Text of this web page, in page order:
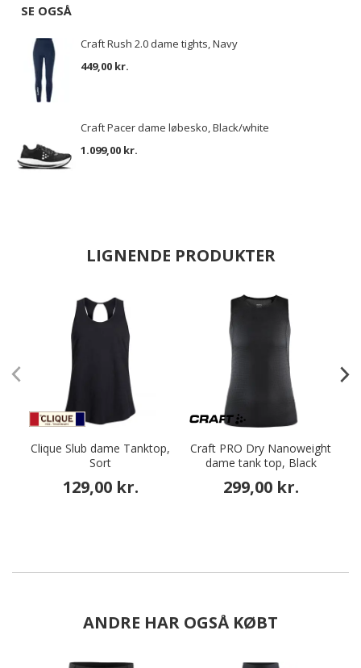
SE OGSÅ
Craft Rush 2.0 dame tights, Navy
449,00 kr.
Craft Pacer dame løbesko, Black/white
1.099,00 kr.
LIGNENDE PRODUKTER
Clique Slub dame Tanktop,
Sort
129,00 kr.
Craft PRO Dry Nanoweight
dame tank top, Black
299,00 kr.
ANDRE HAR OGSÅ KØBT